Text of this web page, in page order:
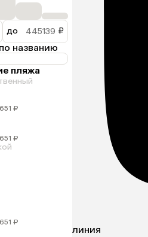
до ₽
названию
пляжа
₽
₽
₽
линия